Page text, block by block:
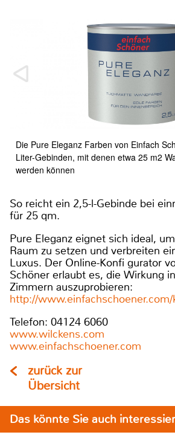
Die Pure Eleganz Farben von Einfach
Liter-Gebinden, mit denen etwa 25 m2
werden können
So reicht ein 2,5-l-Gebinde bei
für 25 qm.
Pure Eleganz eignet sich ideal,
Raum zu setzen und verbreiten
Luxus. Der Online-Konfi gurator
Schöner erlaubt es, die Wirkung
Zimmern auszuprobieren:
http://
Telefon: 04124 6060
www.wilckens.com
www.einfachschoener.com
zurück zur
Übersicht
Das könnte Sie auch